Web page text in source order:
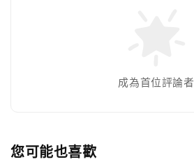
成為首位評論者
您可能也喜歡